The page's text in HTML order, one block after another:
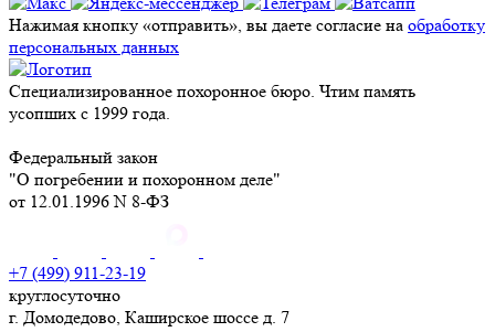
Нажимая кнопку «отправить», вы даете согласие на обработку
персональных данных
Специализированное похоронное бюро. Чтим память
усопших с 1999 года.
Федеральный закон
"О погребении и похоронном деле"
от 12.01.1996 N 8-ФЗ
+7 (499) 911-23-19
круглосуточно
г. Домодедово, Каширское шоссе д. 7